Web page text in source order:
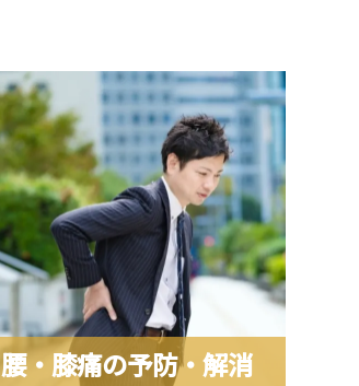
腰・膝痛の予防・解消